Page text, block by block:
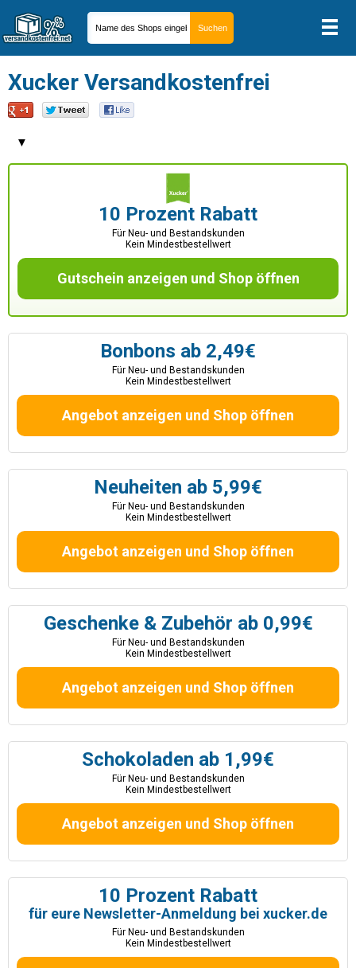
Xucker Versandkostenfrei
▼
10 Prozent Rabatt
Für Neu- und Bestandskunden
Kein Mindestbestellwert
Gutschein anzeigen und Shop öffnen
Bonbons ab 2,49€
Für Neu- und Bestandskunden
Kein Mindestbestellwert
Angebot anzeigen und Shop öffnen
Neuheiten ab 5,99€
Für Neu- und Bestandskunden
Kein Mindestbestellwert
Angebot anzeigen und Shop öffnen
Geschenke & Zubehör ab 0,99€
Für Neu- und Bestandskunden
Kein Mindestbestellwert
Angebot anzeigen und Shop öffnen
Schokoladen ab 1,99€
Für Neu- und Bestandskunden
Kein Mindestbestellwert
Angebot anzeigen und Shop öffnen
10 Prozent Rabatt
für eure Newsletter-Anmeldung bei xucker.de
Für Neu- und Bestandskunden
Kein Mindestbestellwert